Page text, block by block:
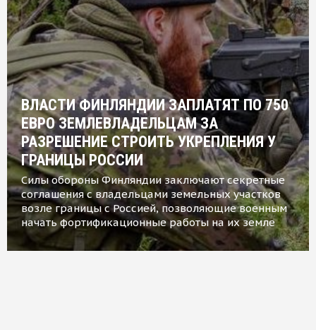
ВЛАСТИ ФИНЛЯНДИИ ЗАПЛАТЯТ ПО 750
ЕВРО ЗЕМЛЕВЛАДЕЛЬЦАМ ЗА
РАЗРЕШЕНИЕ СТРОИТЬ УКРЕПЛЕНИЯ У
ГРАНИЦЫ РОССИИ
Силы обороны Финляндии заключают секретные
соглашения с владельцами земельных участков
возле границы с Россией, позволяющие военным
начать фортификационные работы на их земле